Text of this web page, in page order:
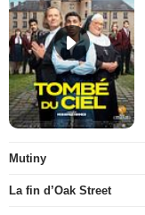
Mutiny
La fin d’Oak Street